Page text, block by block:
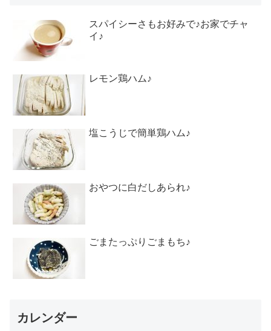
スパイシーさもお好みで♪お家でチャ
イ♪
レモン鶏ハム♪
塩こうじで簡単鶏ハム♪
おやつに白だしあられ♪
ごまたっぷりごまもち♪
カレンダー